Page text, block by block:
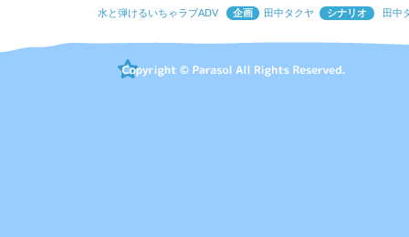
水と弾けるいちゃラブADV 企画 田中タクヤ シナリオ 田中